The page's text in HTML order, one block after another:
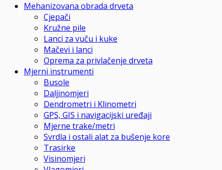
Mehanizovana obrada drveta
Cjepači
Kružne pile
Lanci za vuču i kuke
Mačevi i lanci
Oprema za privlačenje drveta
Mjerni instrumenti
Busole
Daljinomjeri
Dendrometri i Klinometri
GPS, GIS i navigacijski uređaji
Mjerne trake/metri
Svrdla i ostali alat za bušenje kore
Trasirke
Visinomjeri